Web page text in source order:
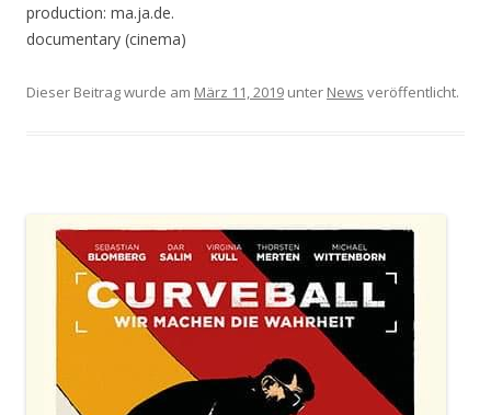
production: ma.ja.de.
documentary (cinema)
Dieser Beitrag wurde am März 11, 2019 unter News veröffentlicht.